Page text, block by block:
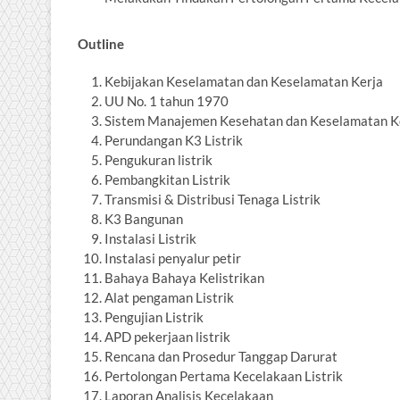
Outline
Kebijakan Keselamatan dan Keselamatan Kerja
UU No. 1 tahun 1970
Sistem Manajemen Kesehatan dan Keselamatan
Perundangan K3 Listrik
Pengukuran listrik
Pembangkitan Listrik
Transmisi & Distribusi Tenaga Listrik
K3 Bangunan
Instalasi Listrik
Instalasi penyalur petir
Bahaya Bahaya Kelistrikan
Alat pengaman Listrik
Pengujian Listrik
APD pekerjaan listrik
Rencana dan Prosedur Tanggap Darurat
Pertolongan Pertama Kecelakaan Listrik
Laporan Analisis Kecelakaan